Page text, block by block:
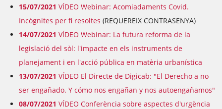
15/07/2021 VÍDEO Webinar: Acomiadaments Covid.
Incògnites per fi resoltes (REQUEREIX CONTRASENYA)
14/07/2021 VÍDEO Webinar: La futura reforma de la
legislació del sòl: l'impacte en els instruments de
planejament i en l'acció pública en matèria urbanística
13/07/2021 VÍDEO El Directe de Digicab: "El Derecho a no
ser engañado. Y cómo nos engañan y nos autoengañamos"
08/07/2021 VÍDEO Conferència sobre aspectes d'urgència